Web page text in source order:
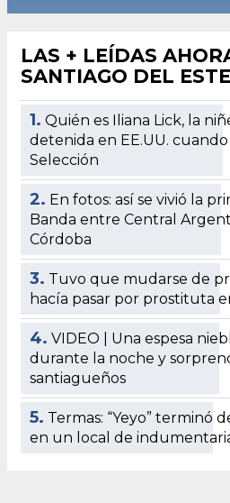
LAS + LEÍDAS
SANTIAGO DEL
1. Quién es Iliana Lick, la
detenida en EE.UU. cuando
Selección
2. En fotos: así se vivió la
Banda entre Central
Córdoba
3. Tuvo que mudarse de
hacía pasar por prostituta
4. VIDEO | Una espesa
durante la noche y
santiagueños
5. Termas: “Yeyo” terminó
en un local de